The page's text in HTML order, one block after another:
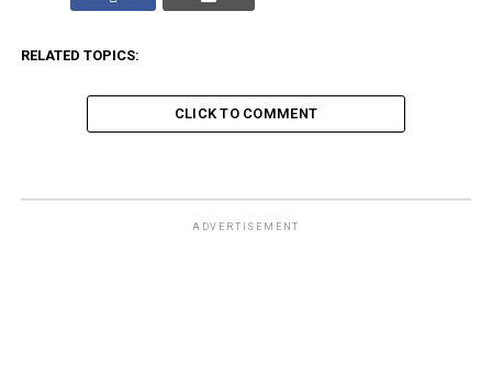
RELATED TOPICS:
CLICK TO COMMENT
ADVERTISEMENT